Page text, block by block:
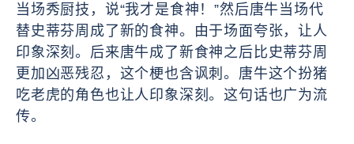
当场秀厨技，说“我才是食神！”然后唐牛当场代
替史蒂芬周成了新的食神。由于场面夸张，让人
印象深刻。后来唐牛成了新食神之后比史蒂芬周
更加凶恶残忍，这个梗也含讽刺。唐牛这个扮猪
吃老虎的角色也让人印象深刻。这句话也广为流
传。